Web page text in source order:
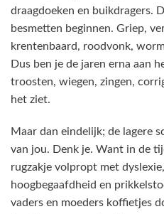
draagdoeken en buikdragers.
besmetten beginnen. Griep,
krentenbaard, roodvonk,
Dus ben je de jaren erna aan
troosten, wiegen, zingen,
het ziet.
Maar dan eindelijk; de lagere
van jou. Denk je. Want in de
rugzakje volpropt met
hoogbegaafdheid en
vaders en moeders koffietjes